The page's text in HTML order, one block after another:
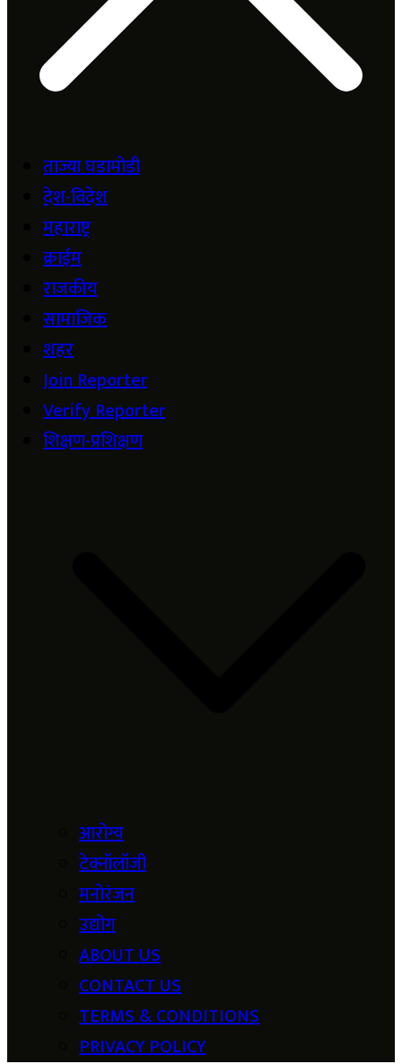
ताज्या घडामोडी
देश-विदेश
महाराष्ट्र
क्राईम
राजकीय
सामाजिक
शहर
Join Reporter
Verify Reporter
शिक्षण-प्रशिक्षण
आरोग्य
टेक्नॉलॉजी
मनोरंजन
उद्योग
ABOUT US
CONTACT US
TERMS & CONDITIONS
PRIVACY POLICY